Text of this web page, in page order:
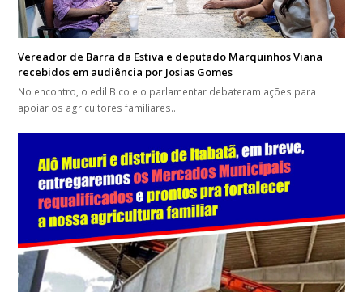
Vereador de Barra da Estiva e deputado Marquinhos Viana
recebidos em audiência por Josias Gomes
No encontro, o edil Bico e o parlamentar debateram ações para
apoiar os agricultores familiares…